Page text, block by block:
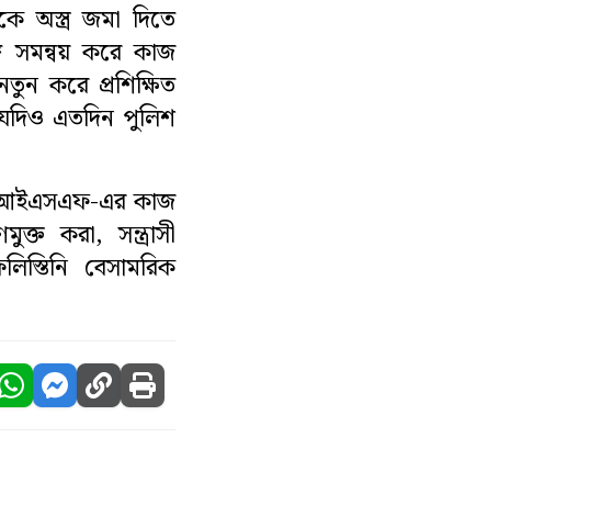
অস্ত্র জমা দিতে
সমন্বয় করে কাজ
করে প্রশিক্ষিত
এতদিন পুলিশ
আইএসএফ-এর কাজ
করা, সন্ত্রাসী
বেসামরিক